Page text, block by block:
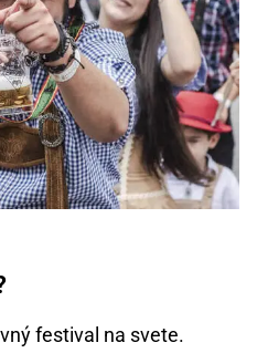
festival na svete.